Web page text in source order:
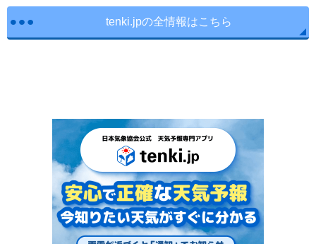
tenki.jpの全情報はこちら